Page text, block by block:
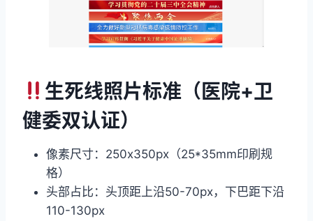
生死线照片标准（医院+卫
健委双认证）
像素尺寸：250x350px（25*35mm印刷规
格）
头部占比：头顶距上沿50-70px，下巴距下沿
110-130px